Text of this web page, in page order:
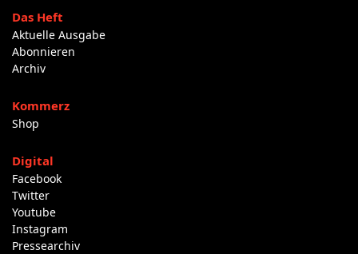
Das Heft
Aktuelle Ausgabe
Abonnieren
Archiv
Kommerz
Shop
Digital
Facebook
Twitter
Youtube
Instagram
Pressearchiv